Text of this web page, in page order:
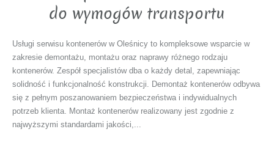
do wymogów transportu
Usługi serwisu kontenerów w Oleśnicy to kompleksowe wsparcie w
zakresie demontażu, montażu oraz naprawy różnego rodzaju
kontenerów. Zespół specjalistów dba o każdy detal, zapewniając
solidność i funkcjonalność konstrukcji. Demontaż kontenerów odbywa
się z pełnym poszanowaniem bezpieczeństwa i indywidualnych
potrzeb klienta. Montaż kontenerów realizowany jest zgodnie z
najwyższymi standardami jakości,...